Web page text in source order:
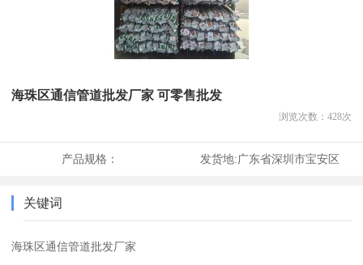
海珠区通信管道批发厂家 可零售批发
浏览次数： 428次
产品规格： 发货地:广东省深圳市宝安区
关键词
海珠区通信管道批发厂家